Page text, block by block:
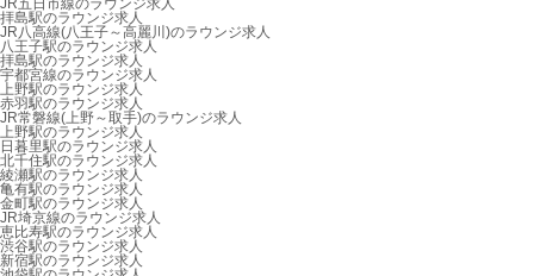
JR五日市線のラウンジ求人
拝島駅のラウンジ求人
JR八高線(八王子～高麗川)のラウンジ求人
八王子駅のラウンジ求人
拝島駅のラウンジ求人
宇都宮線のラウンジ求人
上野駅のラウンジ求人
赤羽駅のラウンジ求人
JR常磐線(上野～取手)のラウンジ求人
上野駅のラウンジ求人
日暮里駅のラウンジ求人
北千住駅のラウンジ求人
綾瀬駅のラウンジ求人
亀有駅のラウンジ求人
金町駅のラウンジ求人
JR埼京線のラウンジ求人
恵比寿駅のラウンジ求人
渋谷駅のラウンジ求人
新宿駅のラウンジ求人